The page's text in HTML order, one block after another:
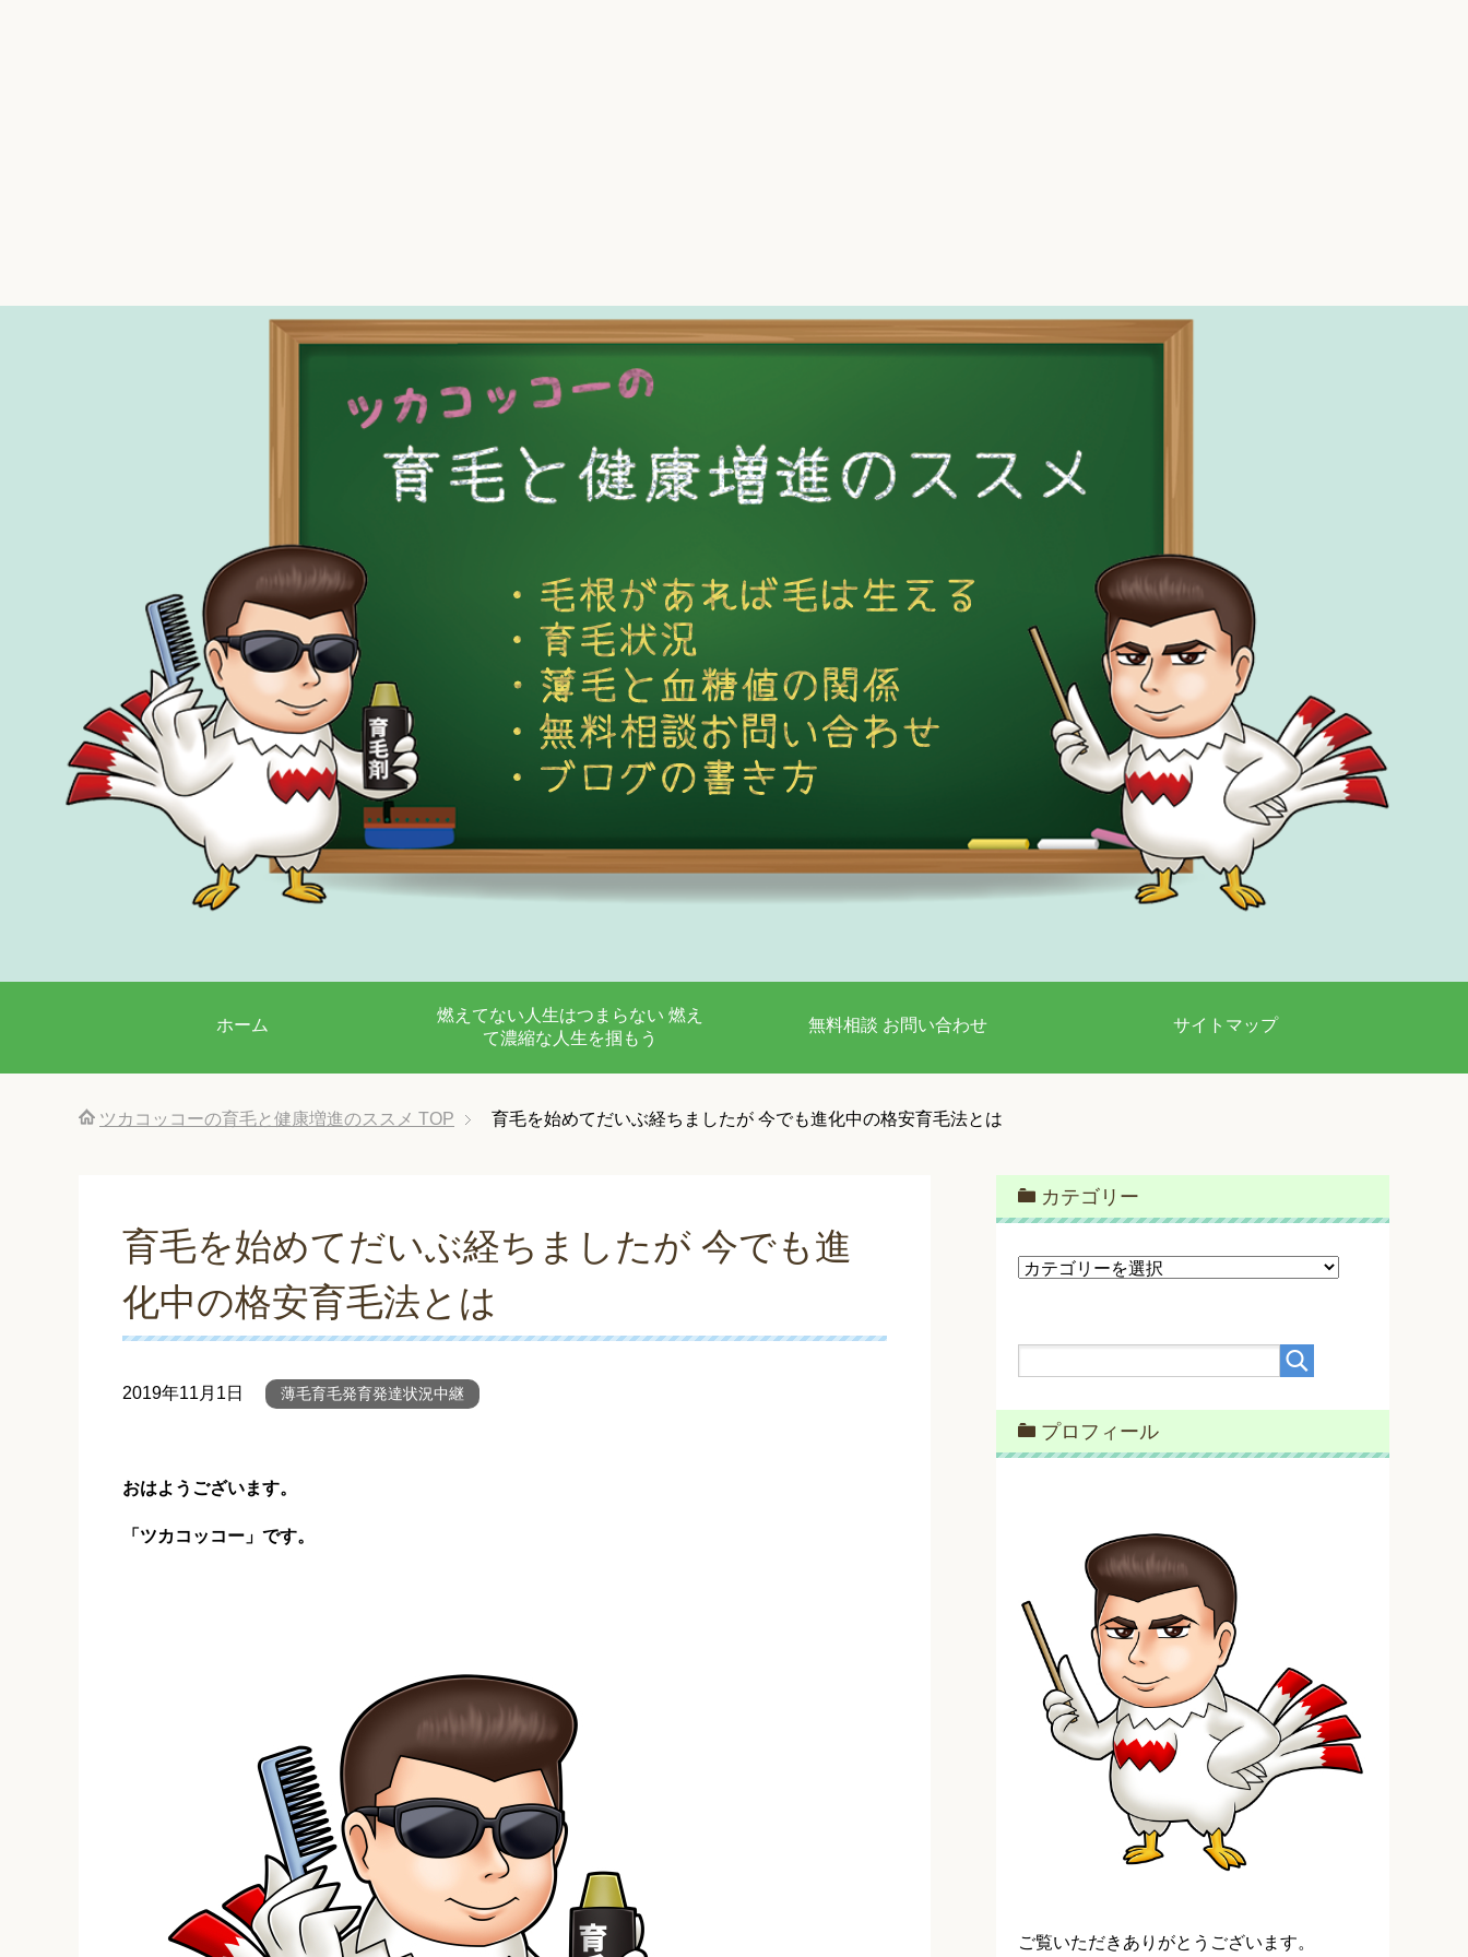
ホーム
燃えてない人生はつまらない 燃え
て濃縮な人生を掴もう
無料相談 お問い合わせ サイトマップ
ツカコッコーの育毛と健康増進のススメ TOP 育毛を始めてだいぶ経ちましたが 今でも進化中の格安育毛法とは
育毛を始めてだいぶ経ちましたが 今でも進
化中の格安育毛法とは
2019年11月1日 薄毛育毛発育発達状況中継
おはようございます。
「ツカコッコー」です。
カテゴリー
カ
プロフィール
ご覧いただきありがとうございます。